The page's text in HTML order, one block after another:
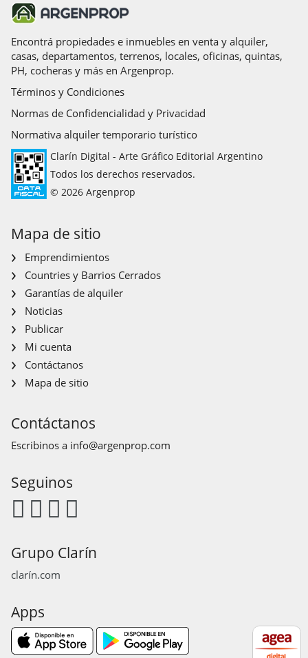
Encontrá propiedades e inmuebles en venta y alquiler,
casas, departamentos, terrenos, locales, oficinas, quintas,
PH, cocheras y más en Argenprop.
Términos y Condiciones
Normas de Confidencialidad y Privacidad
Normativa alquiler temporario turístico
Clarín Digital - Arte Gráfico Editorial Argentino
Todos los derechos reservados.
© 2026 Argenprop
Mapa de sitio
Emprendimientos
Countries y Barrios Cerrados
Garantías de alquiler
Noticias
Publicar
Mi cuenta
Contáctanos
Mapa de sitio
Contáctanos
Escribinos a info@argenprop.com
Seguinos
Grupo Clarín
clarín.com
Apps